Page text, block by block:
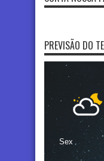
PREVISÃO DO
Sex